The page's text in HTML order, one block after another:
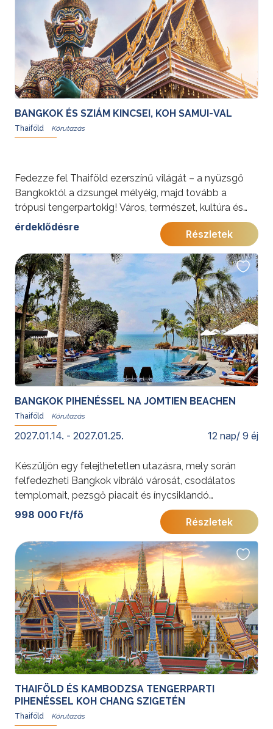
természeti szépségek nyújtotta páratlan élményeket.
Fakultatív programok széles választéka gondoskodik
arról, hogy az utazás minden résztvevő számára
felejthetetlen élményeket nyújtson.További
érdekességekért Thaiföldről kattintson ide.
BANGKOK ÉS SZIÁM KINCSEI, KOH SAMUI-VAL
Thaiföld
Fedezze fel Thaiföld ezerszínű világát – a nyüzsgő
Bangkoktól a dzsungel mélyéig, majd tovább a
trópusi tengerpartokig! Város, természet, kultúra és
pihenés egy felejthetetlen körutazásban.
érdeklődésre
Részletek
BANGKOK PIHENÉSSEL NA JOMTIEN BEACHEN
Thaiföld
2027.01.14. - 2027.01.25. 12 nap/ 9 éj
Készüljön egy felejthetetlen utazásra, mely során
felfedezheti Bangkok vibráló városát, csodálatos
templomait, pezsgő piacait és ínycsiklandó
gasztronómiáját, majd pihenhet Na Jomtien Beach
fehér homokos partján! Programunk tökéletes
egyensúlyt kínál a kulturális élmények, városi
felfedezések és tengerparti feltöltődés között.
Fakultatív programlehetőségeink között különleges
gasztrotúrák, hajókirándulások és szigettúrák is
szerepelnek, így mindenki megtalálja a számára
legizgalmasabb élményeket. Engedje, hogy magával
ragadja Thaiföld lüktető élete és egzotikus
szépsége!További érdekességekért Thaiföldről
kattintson ide.
998 000 Ft/fő
Részletek
THAIFÖLD ÉS KAMBODZSA TENGERPARTI
PIHENÉSSEL KOH CHANG SZIGETÉN
Thaiföld